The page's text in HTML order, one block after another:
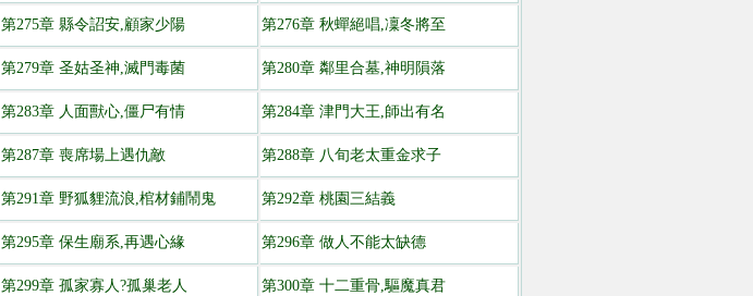
第275章 縣令詔安,顧家少陽 第276章 秋蟬絕唱,凜冬將至
第279章 圣姑圣神,滅門毒菌 第280章 鄰里合墓,神明隕落
第283章 人面獸心,僵尸有情 第284章 津門大王,師出有名
第287章 喪席場上遇仇敵 第288章 八旬老太重金求子
第291章 野狐貍流浪,棺材鋪鬧鬼 第292章 桃園三結義
第295章 保生廟系,再遇心緣 第296章 做人不能太缺德
第299章 孤家寡人?孤巢老人 第300章 十二重骨,驅魔真君